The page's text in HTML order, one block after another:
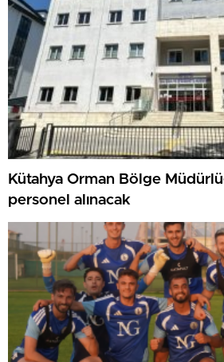
Kütahya Orman Bölge
personel alınacak